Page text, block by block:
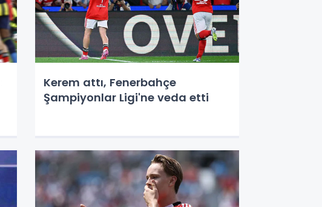
Kerem attı, Fenerbahçe
Şampiyonlar Ligi'ne veda etti